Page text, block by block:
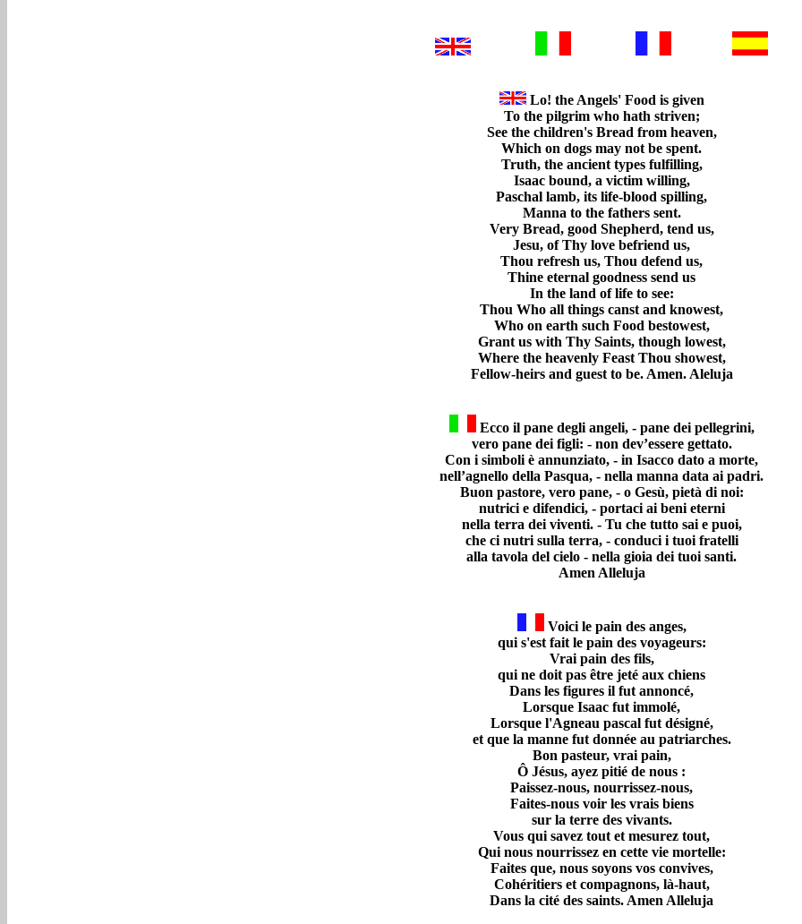
Lo! the Angels' Food is given
To the pilgrim who hath striven;
See the children's Bread from heaven,
Which on dogs may not be spent.
Truth, the ancient types fulfilling,
Isaac bound, a victim willing,
Paschal lamb, its life-blood spilling,
Manna to the fathers sent.
Very Bread, good Shepherd, tend us,
Jesu, of Thy love befriend us,
Thou refresh us, Thou defend us,
Thine eternal goodness send us
In the land of life to see:
Thou Who all things canst and knowest,
Who on earth such Food bestowest,
Grant us with Thy Saints, though lowest,
Where the heavenly Feast Thou showest,
Fellow-heirs and guest to be. Amen. Aleluja
Ecco il pane degli angeli, - pane dei pellegrini,
vero pane dei figli: - non dev’essere gettato.
Con i simboli è annunziato, - in Isacco dato a morte,
nell’agnello della Pasqua, - nella manna data ai padri.
Buon pastore, vero pane, - o Gesù, pietà di noi:
nutrici e difendici, - portaci ai beni eterni
nella terra dei viventi. - Tu che tutto sai e puoi,
che ci nutri sulla terra, - conduci i tuoi fratelli
alla tavola del cielo - nella gioia dei tuoi santi.
Amen Alleluja
Voici le pain des anges,
qui s'est fait le pain des voyageurs:
Vrai pain des fils,
qui ne doit pas être jeté aux chiens
Dans les figures il fut annoncé,
Lorsque Isaac fut immolé,
Lorsque l'Agneau pascal fut désigné,
et que la manne fut donnée au patriarches.
Bon pasteur, vrai pain,
Ô Jésus, ayez pitié de nous :
Paissez-nous, nourrissez-nous,
Faites-nous voir les vrais biens
sur la terre des vivants.
Vous qui savez tout et mesurez tout,
Qui nous nourrissez en cette vie mortelle:
Faites que, nous soyons vos convives,
Cohéritiers et compagnons, là-haut,
Dans la cité des saints. Amen Alleluja